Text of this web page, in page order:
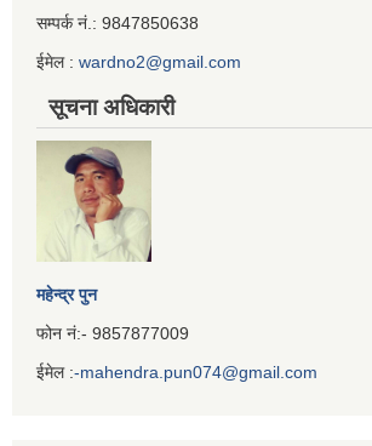
Generator
सम्पर्क नं.: 9847850638
ईमेल : wardno2@gmail.com
सूचना अधिकारी
महेन्द्र पुन
फोन नं:- 9857877009
ईमेल :-mahendra.pun074@gmail.com